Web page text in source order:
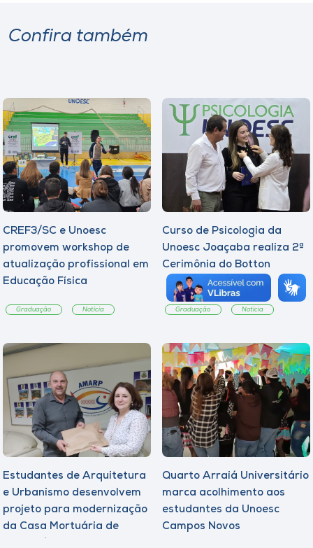
Confira também
CREF3/SC e Unoesc
promovem workshop de
atualização profissional em
Educação Física
Graduação Notícia
Curso de Psicologia da
Unoesc Joaçaba realiza 2ª
Cerimônia do Botton
Graduação Notícia
Estudantes de Arquitetura
e Urbanismo desenvolvem
projeto para modernização
da Casa Mortuária de
Quarto Arraiá Universitário
marca acolhimento aos
estudantes da Unoesc
Campos Novos